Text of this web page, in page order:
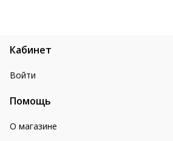
Кабинет
Войти
Помощь
О магазине